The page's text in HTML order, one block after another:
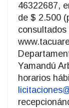
46322687,
de $ 2.500
consultados
Yamandú
horarios